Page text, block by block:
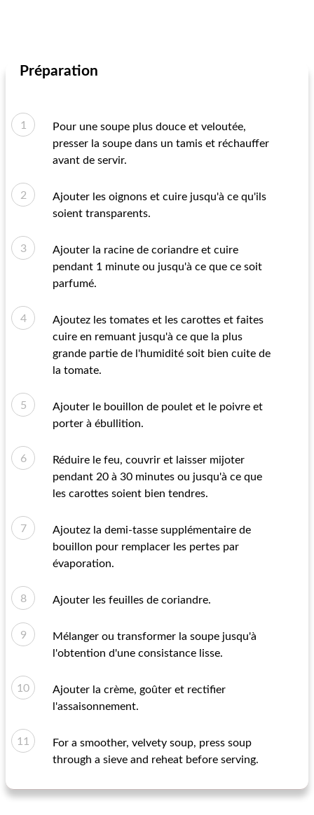
Préparation
Pour une soupe plus douce et veloutée,
presser la soupe dans un tamis et réchauffer
avant de servir.
Ajouter les oignons et cuire jusqu'à ce qu'ils
soient transparents.
Ajouter la racine de coriandre et cuire
pendant 1 minute ou jusqu'à ce que ce soit
parfumé.
Ajoutez les tomates et les carottes et faites
cuire en remuant jusqu'à ce que la plus
grande partie de l'humidité soit bien cuite de
la tomate.
Ajouter le bouillon de poulet et le poivre et
porter à ébullition.
Réduire le feu, couvrir et laisser mijoter
pendant 20 à 30 minutes ou jusqu'à ce que
les carottes soient bien tendres.
Ajoutez la demi-tasse supplémentaire de
bouillon pour remplacer les pertes par
évaporation.
Ajouter les feuilles de coriandre.
Mélanger ou transformer la soupe jusqu'à
l'obtention d'une consistance lisse.
Ajouter la crème, goûter et rectifier
l'assaisonnement.
For a smoother, velvety soup, press soup
through a sieve and reheat before serving.